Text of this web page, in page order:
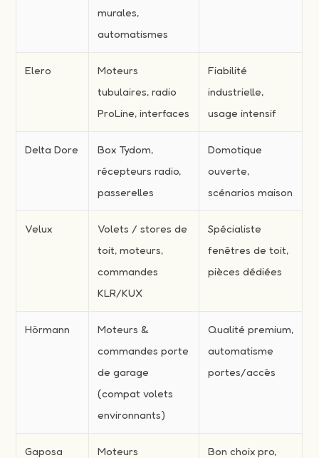
murales,
automatismes
Elero
Moteurs
tubulaires, radio
ProLine, interfaces
Fiabilité
industrielle,
usage intensif
Delta Dore
Box Tydom,
récepteurs radio,
passerelles
Domotique
ouverte,
scénarios maison
Velux
Volets / stores de
toit, moteurs,
commandes
KLR/KUX
Spécialiste
fenêtres de toit,
pièces dédiées
Hörmann
Moteurs &
commandes porte
de garage
(compat volets
environnants)
Qualité premium,
automatisme
portes/accès
Gaposa
Moteurs
Bon choix pro,